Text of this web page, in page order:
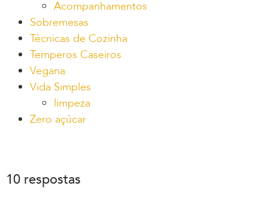
Acompanhamentos
Sobremesas
Técnicas de Cozinha
Temperos Caseiros
Vegana
Vida Simples
limpeza
Zero açúcar
10 respostas